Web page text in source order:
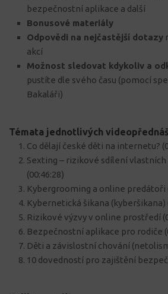
bezpečnostní aplikace a další
Bonusové materiály
Odpovědi na nejčastější dotazy
akcí
Možnost sledovat kdykoliv a
pustíte dle svého času (pomocí
Bakaláři)
Témata jednotlivých
Co dělají české děti na internetu?
Sexting – rizikové sdílení
(00:46:28)
Kybergrooming a online predátoři
Kybernetická šikana (kyberšikana)
Rizikové výzvy v online prostředí
Bezpečnostní aplikace pro rodiče
Děti a závislostní chování
10 dovedností pro zajištění